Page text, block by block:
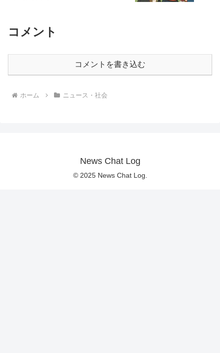
コメント
コメントを書き込む
ホーム ニュース・社会
News Chat Log
© 2025 News Chat Log.